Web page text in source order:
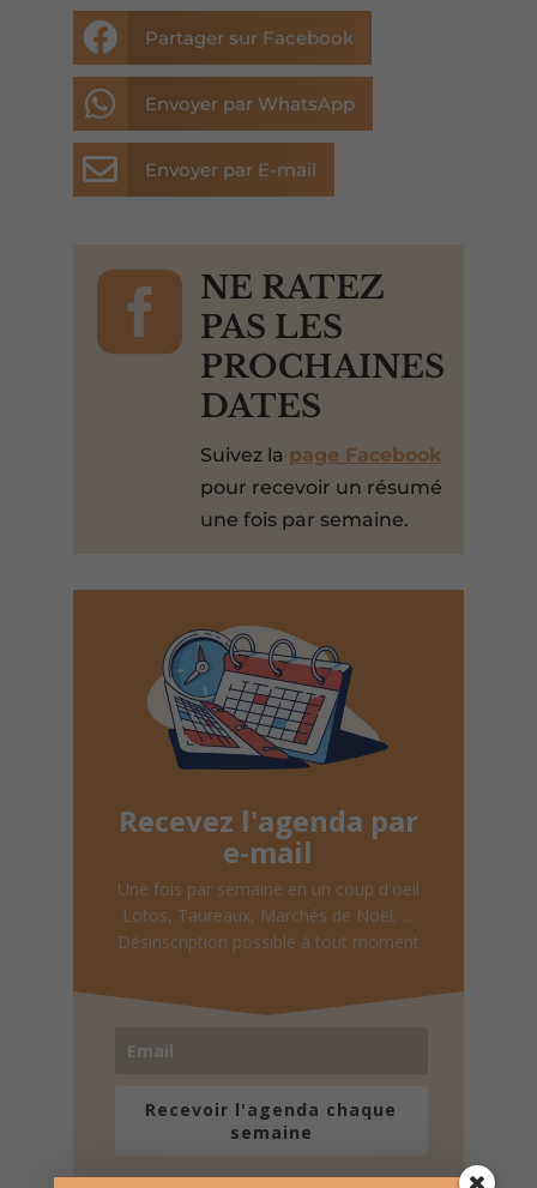
 Partager sur Facebook
 Envoyer par WhatsApp
 Envoyer par E-mail

NE RATEZ
PAS LES
PROCHAINES
DATES
Suivez la page Facebook
pour recevoir un résumé
une fois par semaine.
Recevez l'agenda par
e-mail
Une fois par semaine en un coup d'oeil
Lotos, Taureaux, Marchés de Noël, ...
Désinscription possible à tout moment
Recevoir l'agenda chaque
semaine